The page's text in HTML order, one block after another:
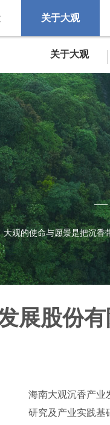
关于大观
关于大观
大观的使命与愿景是把沉香
展股份有
海南大观沉香产业
南省委、省政